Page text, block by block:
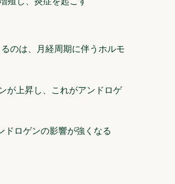
のは、月経周期に伴うホルモ
が上昇し、これがアンドロゲ
ドロゲンの影響が強くなる